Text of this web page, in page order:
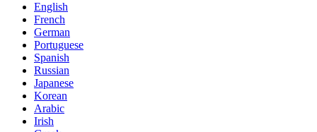
English
French
German
Portuguese
Spanish
Russian
Japanese
Korean
Arabic
Irish